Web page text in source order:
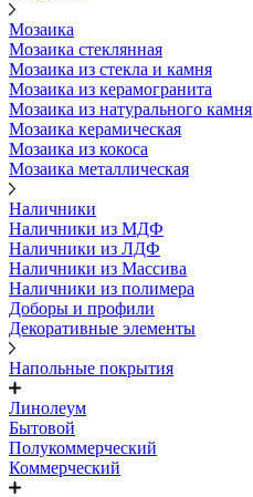
Мозаика
Мозаика стеклянная
Мозаика из стекла и камня
Мозаика из керамогранита
Мозаика из натурального камня
Мозаика керамическая
Мозаика из кокоса
Мозаика металлическая
Наличники
Наличники из МДФ
Наличники из ЛДФ
Наличники из Массива
Наличники из полимера
Доборы и профили
Декоративные элементы
Напольные покрытия
Линолеум
Бытовой
Полукоммерческий
Коммерческий